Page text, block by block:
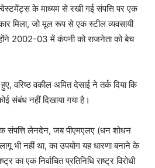
के माध्यम से रखी गई संपत्ति पर एक
मिला, जो मूल रूप से एक स्टील व्यवसायी
2002-03 में कंपनी को राजनेता को बेच
वरिष्ठ वकील अमित देसाई ने तर्क दिया कि
संबंध नहीं दिखाया गया है।
संपत्ति लेनदेन, जब पीएमएलए (धन शोधन
भी नहीं था, का उपयोग यह धारणा बनाने के
का एक निर्वाचित प्रतिनिधि राष्ट्र विरोधी